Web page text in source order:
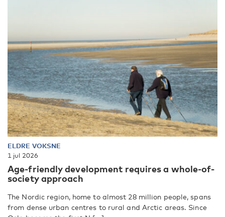
ELDRE VOKSNE
1 jul 2026
Age-friendly development requires a whole-of-
society approach
The Nordic region, home to almost 28 million people, spans
from dense urban centres to rural and Arctic areas. Since